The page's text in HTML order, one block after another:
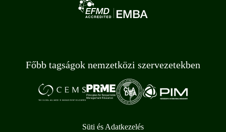
Főbb tagságok nemzetközi szervezetekben
Süti és Adatkezelés